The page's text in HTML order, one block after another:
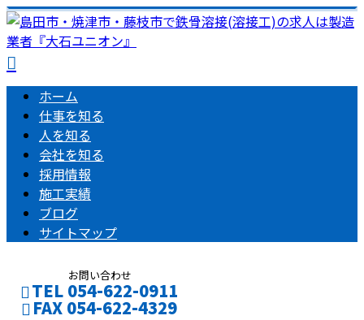
ホーム
仕事を知る
人を知る
会社を知る
採用情報
施工実績
ブログ
サイトマップ
お問い合わせ
TEL 054-622-0911
FAX 054-622-4329